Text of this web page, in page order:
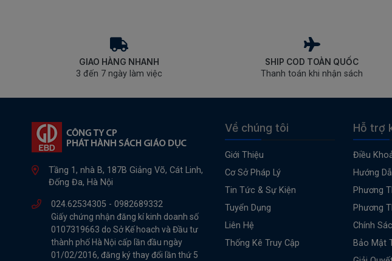
GIAO HÀNG NHANH
3 đến 7 ngày làm việc
SHIP COD TOÀN QUỐC
Thanh toán khi nhận sách
Tầng 1, nhà B, 187B Giảng Võ, Cát Linh,
Đống Đa, Hà Nội
024.62534305 - 0982689332
Giấy chứng nhận đăng kí kinh doanh số
0107319663 do Sở Kế hoach và Đầu tư
thành phố Hà Nội cấp lần đầu ngày
01/02/2016, đăng ký thay đổi lần thứ 5
Về chúng tôi
Giới Thiệu
Cơ Sở Pháp Lý
Tin Tức & Sự Kiện
Tuyển Dụng
Liên Hệ
Thống Kê Truy Cập
Hỗ trợ
Điều
Hướng
Phương
Phương
Chính
Bảo Mật